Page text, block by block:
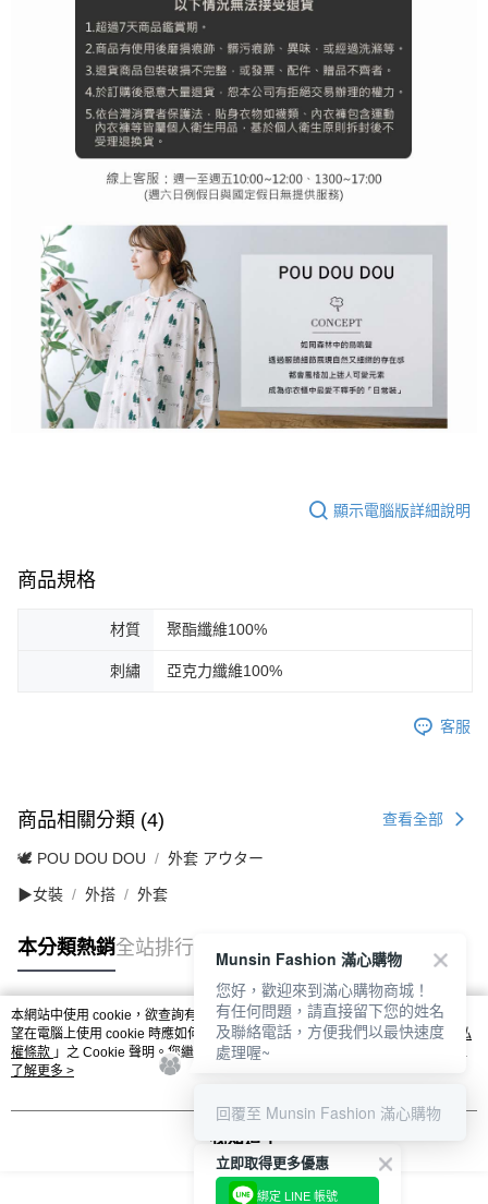
顯示電腦版詳細說明
商品規格
材質 聚酯纖維100%
刺繡 亞克力纖維100%
客服
商品相關分類 (4) 查看全部
🕊️ POU DOU DOU 外套 アウター
▶女裝 外搭 外套
本分類熱銷全站排行
熱門標籤
本網站中使用 cookie，欲查詢有關本網站使用 cookie 方式之詳情，及若您不希
望在電腦上使用 cookie 時應如何變更電腦的 cookie 設定，請參閱本網站「
隱私
權條款 」之 Cookie 聲明。您繼續使用本網站即表示您同意本公司得按本網站使
用條款之 Cookie 聲明使用 cookie。
了解更多 >
我知道了
立即取得更多優惠
綁定 LINE 帳號
Munsin Fashion 滿心購物
您好，歡迎來到滿心購物商城！
有任何問題，請直接留下您的姓名
及聯絡電話，方便我們以最快速度
處理喔~
回覆至 Munsin Fashion 滿心購物